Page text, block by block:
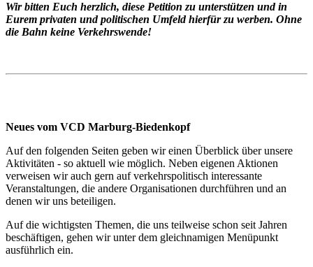
Wir bitten Euch herzlich, diese Petition zu unterstützen und in
Eurem privaten und politischen Umfeld hierfür zu werben. Ohne
die Bahn keine Verkehrswende!
Neues vom VCD Marburg-Biedenkopf
Auf den folgenden Seiten geben wir einen Überblick über unsere
Aktivitäten - so aktuell wie möglich. Neben eigenen Aktionen
verweisen wir auch gern auf verkehrspolitisch interessante
Veranstaltungen, die andere Organisationen durchführen und an
denen wir uns beteiligen.
Auf die wichtigsten Themen, die uns teilweise schon seit Jahren
beschäftigen, gehen wir unter dem gleichnamigen Menüpunkt
ausführlich ein.